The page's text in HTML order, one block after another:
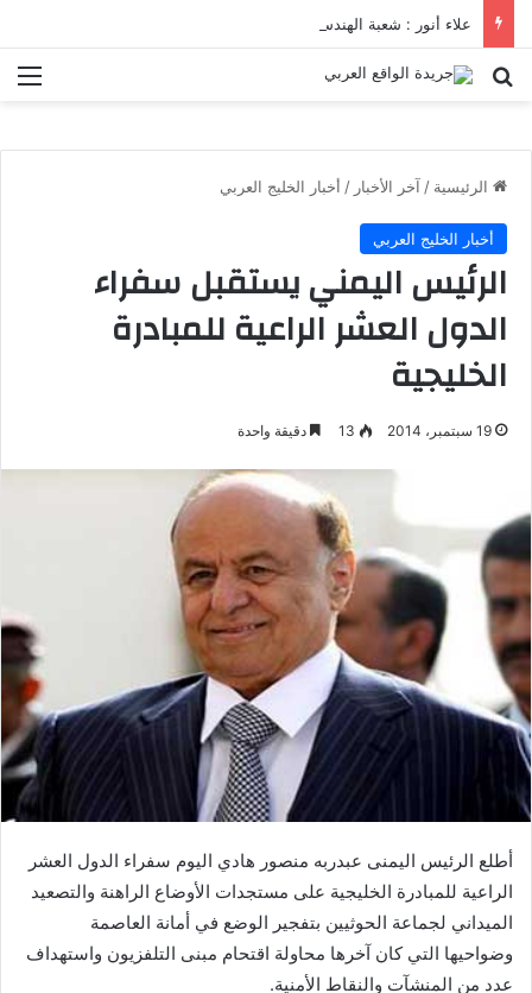
بحث عن
الرئيسية / آخر الأخبار / أخبار الخليج العربي
أخبار الخليج العربي
الرئيس اليمني يستقبل سفراء
الدول العشر الراعية للمبادرة
الخليجية
19 سبتمبر، 2014 13 دقيقة واحدة
أطلع الرئيس اليمنى عبدربه منصور هادي اليوم سفراء الدول العشر
الراعية للمبادرة الخليجية على مستجدات الأوضاع الراهنة والتصعيد
الميداني لجماعة الحوثيين بتفجير الوضع في أمانة العاصمة
وضواحيها التي كان آخرها محاولة اقتحام مبنى التلفزيون واستهداف
عدد من المنشآت والنقاط الأمنية.